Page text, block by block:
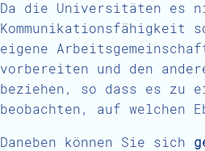
Da die Universitäten es
Kommunikationsfähigkeit
eigene
vorbereiten und den
beziehen, so dass es zu
beobachten, auf welchen
Daneben können Sie sich